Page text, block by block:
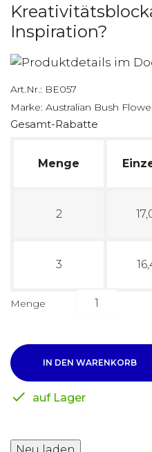
Inspiration?
Art.Nr.: BE057
Marke: Australian Bush
Gesamt-Rabatte
Menge
2
3
Menge
IN DEN WARENKORB
 auf Lager